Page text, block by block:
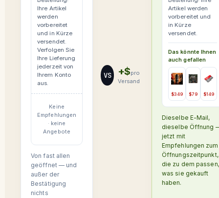
Ihre Artikel
werden
vorbereitet
und in Kürze
versendet.
Verfolgen Sie
Ihre Lieferung
jederzeit von
Ihrem Konto
aus.
Keine
Empfehlungen
· keine
Angebote
Von fast allen
geöffnet — und
außer der
Bestätigung
nichts
VS +$pro
Versand
Artikel werden
vorbereitet und
in Kürze
versendet.
Das könnte Ihnen
auch gefallen
$349 $79 $149
Dieselbe E-Mail,
dieselbe Öffnung
jetzt mit
Empfehlungen zum
Öffnungszeitpunkt,
die zu dem passen,
was sie gekauft
haben.